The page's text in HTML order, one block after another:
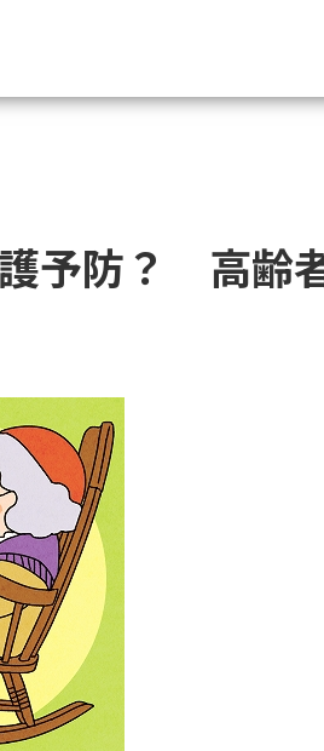
大学・短大
大学パンフ
学
予防？ 高齢